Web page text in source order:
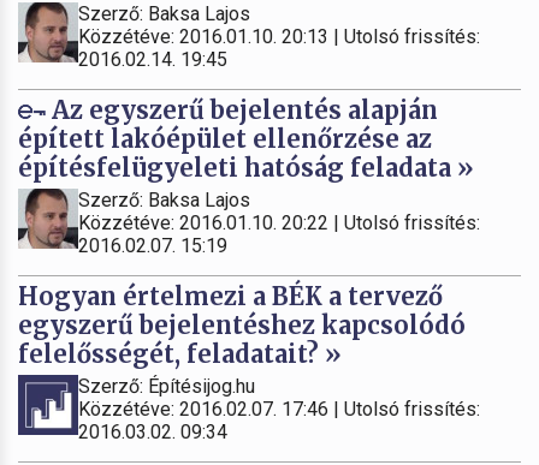
Szerző: Baksa Lajos
Közzétéve: 2016.01.10. 20:13 | Utolsó frissítés:
2016.02.14. 19:45
Az egyszerű bejelentés alapján
épített lakóépület ellenőrzése az
építésfelügyeleti hatóság feladata »
Szerző: Baksa Lajos
Közzétéve: 2016.01.10. 20:22 | Utolsó frissítés:
2016.02.07. 15:19
Hogyan értelmezi a BÉK a tervező
egyszerű bejelentéshez kapcsolódó
felelősségét, feladatait? »
Szerző: Építésijog.hu
Közzétéve: 2016.02.07. 17:46 | Utolsó frissítés:
2016.03.02. 09:34